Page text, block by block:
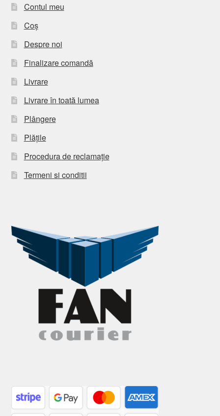
Contul meu
Coș
Despre noi
Finalizare comandă
Livrare
Livrare în toată lumea
Plângere
Plățile
Procedura de reclamație
Termeni si conditii